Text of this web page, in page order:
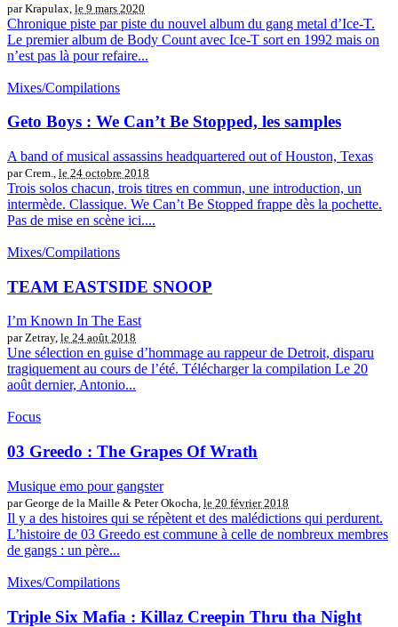
par Krapulax, le 9 mars 2020
Chronique piste par piste du nouvel album du gang metal d’Ice-T.
Le premier album de Body Count avec Ice-T sort en 1992 mais on
n’est pas là pour refaire...
Mixes/Compilations
Geto Boys : We Can’t Be Stopped, les samples
A band of musical assassins headquartered out of Houston, Texas
par Crem., le 24 octobre 2018
Trois solos chacun, trois titres en commun, une introduction, un
intermède. Classique. We Can’t Be Stopped frappe dès la pochette.
Pas de mise en scène ici....
Mixes/Compilations
TEAM EASTSIDE SNOOP
I’m Known In The East
par Zetray, le 24 août 2018
Une sélection en guise d’hommage au rappeur de Detroit, disparu
tragiquement au cours de l’été. Télécharger la compilation Le 20
août dernier, Antonio...
Focus
03 Greedo : The Grapes Of Wrath
Musique emo pour gangster
par George de la Maille & Peter Okocha, le 20 février 2018
Il y a des histoires qui se répètent et des malédictions qui perdurent.
L’histoire de 03 Greedo est commune à celle de nombreux membres
de gangs : un père...
Mixes/Compilations
Triple Six Mafia : Killaz Creepin Thru tha Night